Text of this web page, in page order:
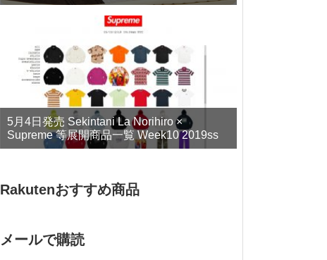
5月4日発売 Sekintani La Norihiro ×
Supreme 等展開商品一覧 Week10 2019ss
Rakutenおすすめ商品
メールで購読